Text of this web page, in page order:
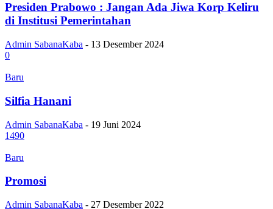
Presiden Prabowo : Jangan Ada Jiwa Korp Keliru
di Institusi Pemerintahan
Admin SabanaKaba - 13 Desember 2024
0
Baru
Silfia Hanani
Admin SabanaKaba - 19 Juni 2024
1490
Baru
Promosi
Admin SabanaKaba - 27 Desember 2022